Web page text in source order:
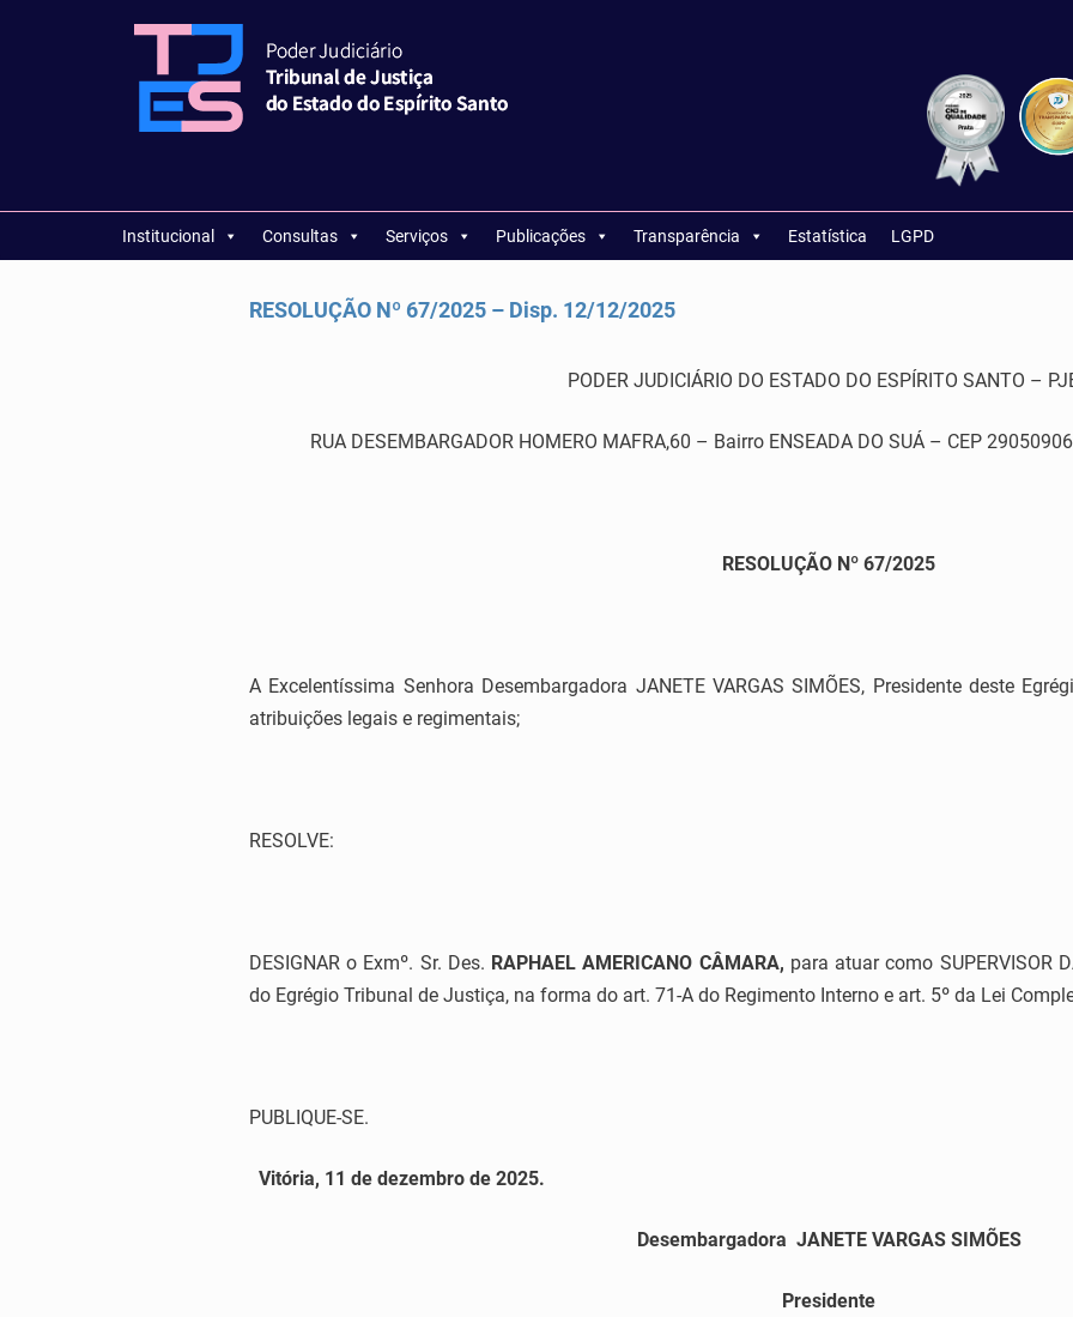
Institucional Consultas Serviços Publicações Transparência Estatística LGPD
RESOLUÇÃO Nº 67/2025 – Disp. 12/12/2025
PODER JUDICIÁRIO DO ESTADO DO ESPÍRITO SANTO –
RUA DESEMBARGADOR HOMERO MAFRA,60 – Bairro ENSEADA DO SUÁ – CEP
RESOLUÇÃO Nº 67/2025
A Excelentíssima Senhora Desembargadora JANETE VARGAS SIMÕES, Presidente deste
atribuições legais e regimentais;
RESOLVE:
DESIGNAR o Exmº. Sr. Des. RAPHAEL AMERICANO CÂMARA, para atuar como SUPERVISOR
do Egrégio Tribunal de Justiça, na forma do art. 71-A do Regimento Interno e art. 5º da Lei
PUBLIQUE-SE.
Vitória, 11 de dezembro de 2025.
Desembargadora JANETE VARGAS SIMÕES
Presidente